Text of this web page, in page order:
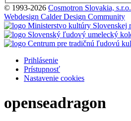
© 1993-2026 Cosmotron Slovakia, s.r.o.
Webdesign Calder Design Community
Prihlásenie
Prístupnosť
Nastavenie cookies
openseadragon